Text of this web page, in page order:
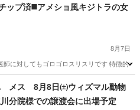
ップ済◼️アメショ風キジトラの女
8月7日
に対してもゴロゴロスリスリです 特徴的
ワクチン
メス 8月8日㈯ウィズマル動物
分院様での譲渡会に出場予定